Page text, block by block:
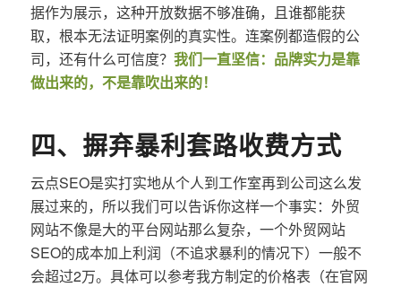
据作为展示，这种开放数据不够准确，且谁都能获
取，根本无法证明案例的真实性。连案例都造假的公
司，还有什么可信度？ 我们一直坚信：品牌实力是靠
做出来的，不是靠吹出来的！
四、摒弃暴利套路收费方式
云点SEO是实打实地从个人到工作室再到公司这么发
展过来的，所以我们可以告诉你这样一个事实：外贸
网站不像是大的平台网站那么复杂，一个外贸网站
SEO的成本加上利润（不追求暴利的情况下）一般不
会超过2万。具体可以参考我方制定的价格表（在官网